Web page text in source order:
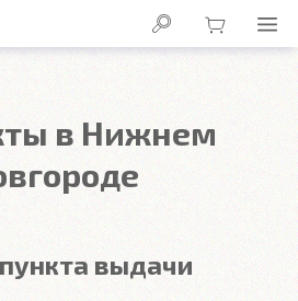
в Нижнем
выдачи